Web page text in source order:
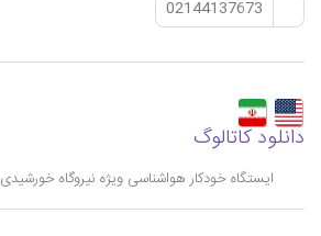
02144137673
دانلود کاتالوگ
ایستگاه خودکار هواشناسی ویژه نیروگاه خورشیدی